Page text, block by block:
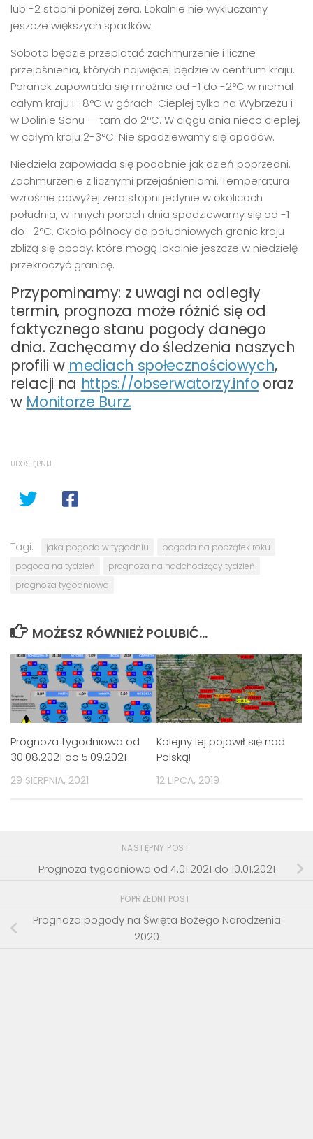
lub -2 stopni poniżej zera. Lokalnie nie wykluczamy
jeszcze większych spadków.
Sobota będzie przeplatać zachmurzenie i liczne
przejaśnienia, których najwięcej będzie w centrum kraju.
Poranek zapowiada się mroźnie od -1 do -2°C w niemal
całym kraju i -8°C w górach. Cieplej tylko na Wybrzeżu i
w Dolinie Sanu — tam do 2°C. W ciągu dnia nieco cieplej,
w całym kraju 2-3°C. Nie spodziewamy się opadów.
Niedziela zapowiada się podobnie jak dzień poprzedni.
Zachmurzenie z licznymi przejaśnieniami. Temperatura
wzrośnie powyżej zera stopni jedynie w okolicach
południa, w innych porach dnia spodziewamy się od -1
do -2°C. Około północy do południowych granic kraju
zbliżą się opady, które mogą lokalnie jeszcze w niedzielę
przekroczyć granicę.
Przypominamy: z uwagi na odległy
termin, prognoza może różnić się od
faktycznego stanu pogody danego
dnia. Zachęcamy do śledzenia naszych
profili w mediach społecznościowych,
relacji na https://obserwatorzy.info oraz
w Monitorze Burz.
UDOSTĘPNIJ
Tagi: jaka pogoda w tygodniu
pogoda na początek roku
pogoda na tydzień
prognoza na nadchodzący tydzień
prognoza tygodniowa
MOŻESZ RÓWNIEŻ POLUBIĆ…
Prognoza tygodniowa od
30.08.2021 do 5.09.2021
29 SIERPNIA, 2021
Kolejny lej pojawił się nad
Polską!
12 LIPCA, 2019
NASTĘPNY POST
Prognoza tygodniowa od 4.01.2021 do 10.01.2021
POPRZEDNI POST
Prognoza pogody na Święta Bożego Narodzenia
2020